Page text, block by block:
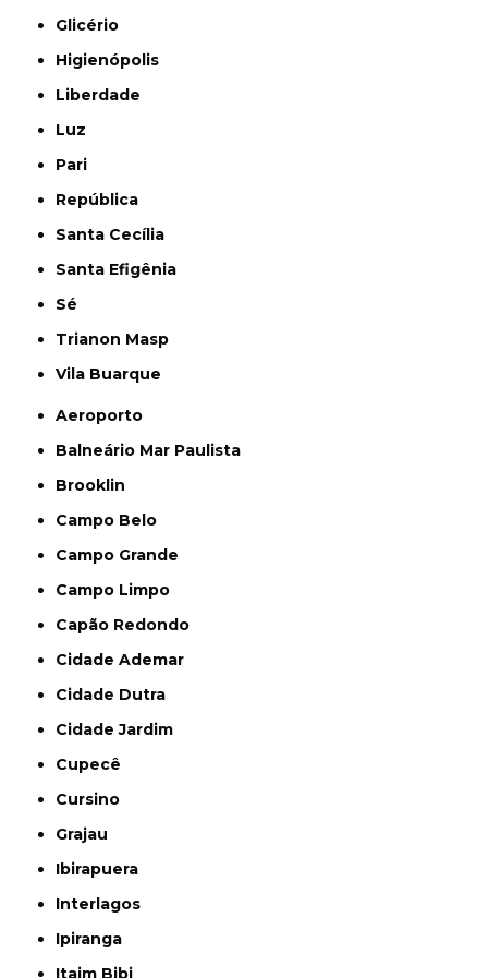
Glicério
Higienópolis
Liberdade
Luz
Pari
República
Santa Cecília
Santa Efigênia
Sé
Trianon Masp
Vila Buarque
Aeroporto
Balneário Mar Paulista
Brooklin
Campo Belo
Campo Grande
Campo Limpo
Capão Redondo
Cidade Ademar
Cidade Dutra
Cidade Jardim
Cupecê
Cursino
Grajau
Ibirapuera
Interlagos
Ipiranga
Itaim Bibi